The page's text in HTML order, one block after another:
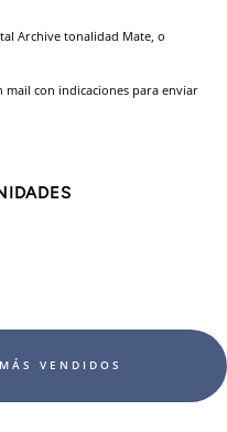
Archive tonalidad Mate, o
mail con indicaciones para enviar
VENDIDOS